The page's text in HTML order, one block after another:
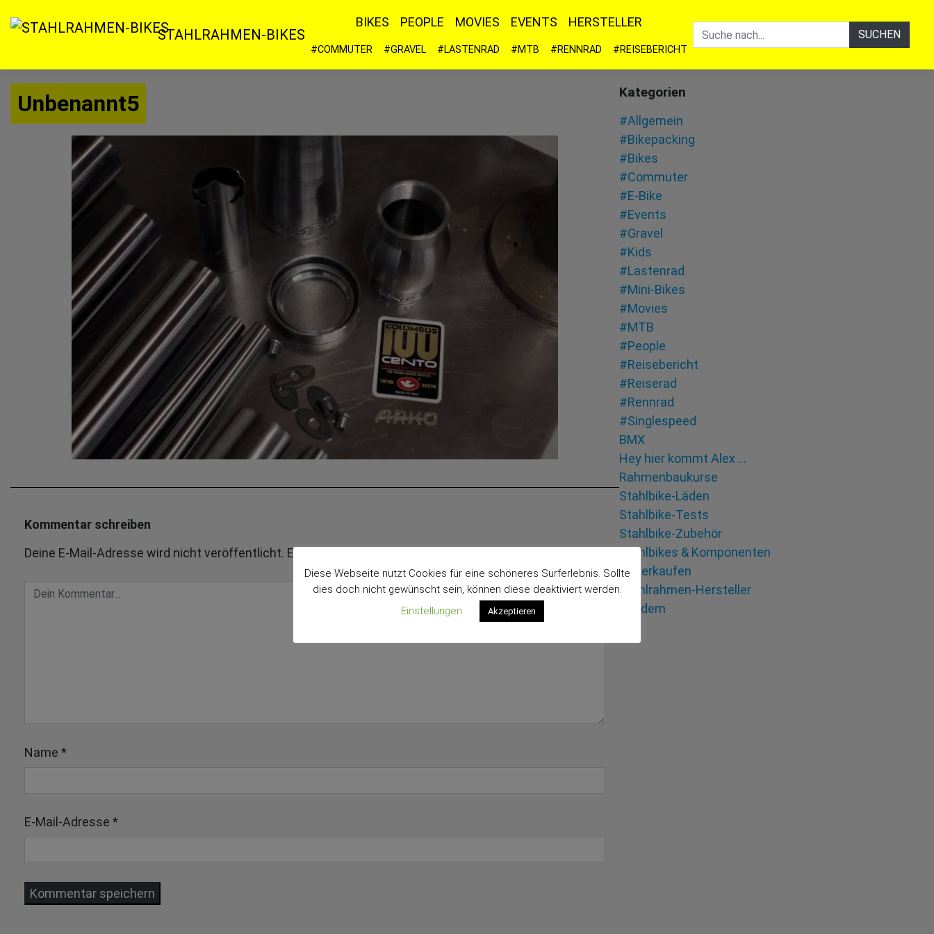
Inhalt
STAHLRAHMEN-BIKES SUCHEN
BIKES PEOPLE MOVIES EVENTS HERSTELLER
#COMMUTER #GRAVEL #LASTENRAD #MTB #RENNRAD #REISEBERICHT
Unbenannt5
Kommentar schreiben
Deine E-Mail-Adresse wird nicht veröffentlicht. Erforderliche Felder sind mit
Name *
E-Mail-Adresse *
Kategorien
#Allgemein
#Bikepacking
#Bikes
#Commuter
#E-Bike
#Events
#Gravel
#Kids
#Lastenrad
#Mini-Bikes
#Movies
#MTB
#People
#Reisebericht
#Reiserad
#Rennrad
#Singlespeed
BMX
Hey hier kommt Alex …
Rahmenbaukurse
Stahlbike-Läden
Stahlbike-Tests
Stahlbike-Zubehör
Stahlbikes & Komponenten
zu verkaufen
Stahlrahmen-Hersteller
Tandem
Diese Webseite nutzt Cookies für eine schöneres Surferlebnis. Sollte
dies doch nicht gewünscht sein, können diese deaktiviert werden.
Einstellungen
Akzeptieren